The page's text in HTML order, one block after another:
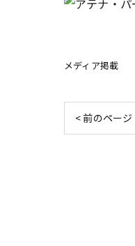
メディア掲載
< 前のページ